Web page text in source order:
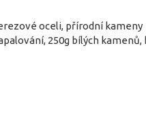
oceli, přírodní kameny
250g bílých kamenů,